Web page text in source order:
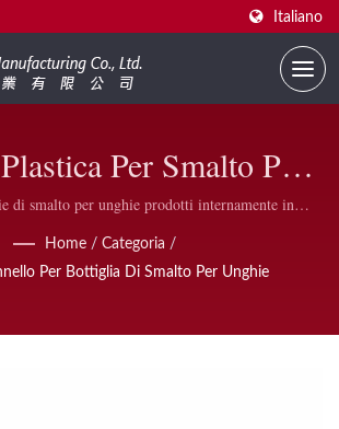
Italiano
Per Smalto Per
– Tappi A Vite
In Diverse
di smalto per unghie prodotti internamente in
e colori personalizzati con MOQ ridotto per
e ordini di colori personalizzati flessibili.
Home / Categoria /
Per Bottiglia Di Smalto Per Unghie